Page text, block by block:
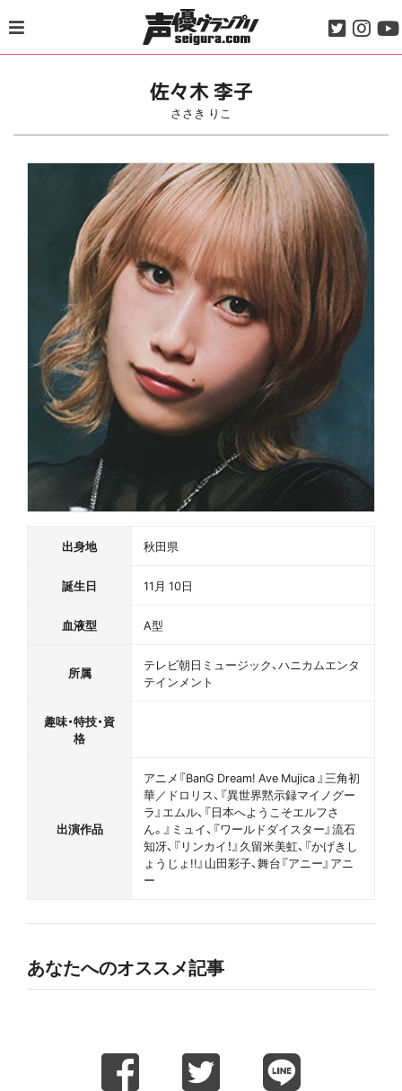
to
content
佐々木 李子
ささき りこ
出身地 秋田県
誕生日 11月 10日
血液型 A型
所属
テレビ朝日ミュージック、ハニカムエンタ
テインメント
趣味・特技・資
格
出演作品
アニメ『BanG Dream! Ave Mujica 』三角初
華／ドロリス、『異世界黙示録マイノグー
ラ』エムル、『日本へようこそエルフさ
ん。』ミュイ、『ワールドダイスター』流石
知冴、『リンカイ！』久留米美虹、『かげきし
ょうじょ!!』山田彩子、舞台『アニー』アニ
ー
あなたへのオススメ記事